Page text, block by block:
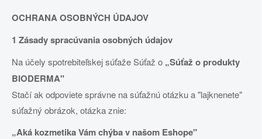
OCHRANA OSOBNÝCH ÚDAJOV
1 Zásady spracúvania osobných údajov
Na účely spotrebiteľskej súťaže Súťaž o „Súťaž o produkty
BIODERMA"
Stačí ak odpoviete správne na súťažnú otázku a "lajknenete"
súťažný obrázok, otázka znie:
„Aká kozmetika Vám chýba v našom Eshope"